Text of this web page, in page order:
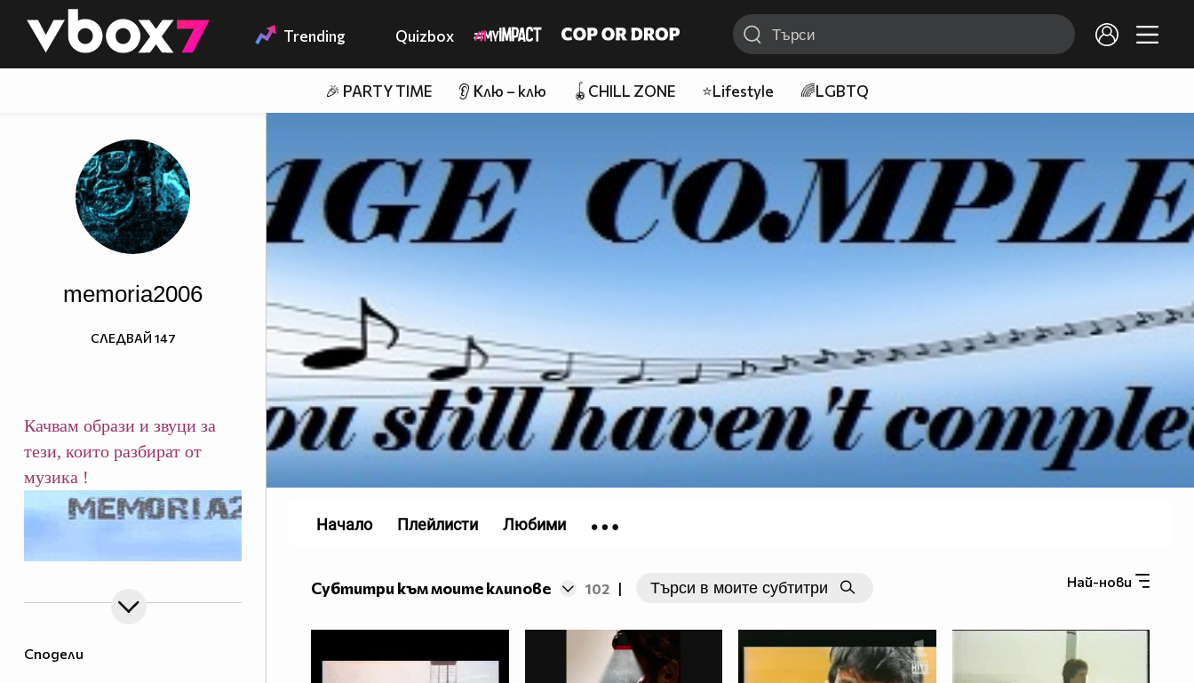
👾 Trending Quizbox
🎉 PARTY TIME 👂 Клю – клю 🪀CHILL ZONE ⭐Lifestyle 🌈LGBTQ
Сподели
memoria2006
Качвам образи и звуци за
тези, които разбират от
музика !
СЛЕДВАЙ 147
Субтитри към моите клипове 102 | Най-нови
Начало Плейлисти Любими